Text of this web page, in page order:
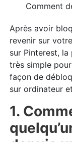
Comment
Après avoir
revenir sur
sur Pinterest,
très simple
façon de
sur ordinateur
1.